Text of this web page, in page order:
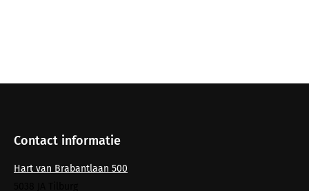
Contact informatie
Hart van Brabantlaan 500